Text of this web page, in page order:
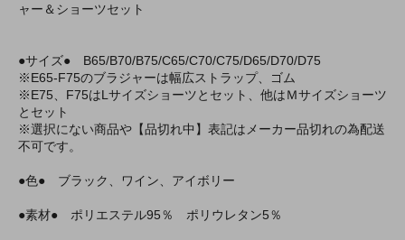
ャー＆ショーツセット
●サイズ● B65/B70/B75/C65/C70/C75/D65/D70/D75
※E65-F75のブラジャーは幅広ストラップ、ゴム
※E75、F75はLサイズショーツとセット、他はＭサイズショーツ
とセット
※選択にない商品や【品切れ中】表記はメーカー品切れの為配送
不可です。
●色● ブラック、ワイン、アイボリー
●素材● ポリエステル95％ ポリウレタン5％